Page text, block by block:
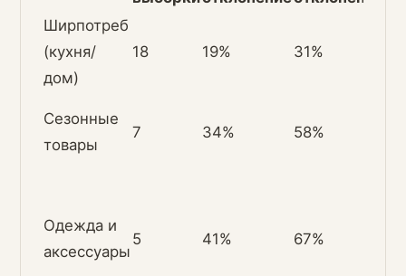
Ширпотреб
(кухня/
дом)
18 19% 31%
Сезонные
товары
7 34% 58%
Одежда и
аксессуары
5 41% 67%